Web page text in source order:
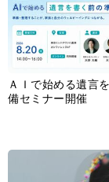
ＡＩで始める遺言
備セミナー開催